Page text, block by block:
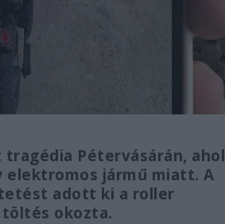
Pétervásárán,
elektromos jármű miatt. A
adott ki a roller
okozta.